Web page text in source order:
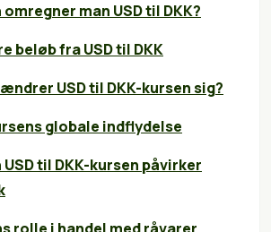
man USD til DKK?
beløb fra USD til DKK
USD til DKK-kursen sig?
globale indflydelse
USD til DKK-kursen påvirker